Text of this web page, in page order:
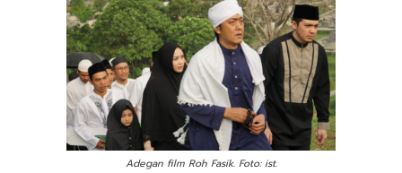
Adegan film Roh Fasik. Foto: ist.